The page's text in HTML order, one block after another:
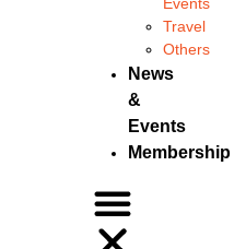
Travel
Others
News
&
Events
Membership